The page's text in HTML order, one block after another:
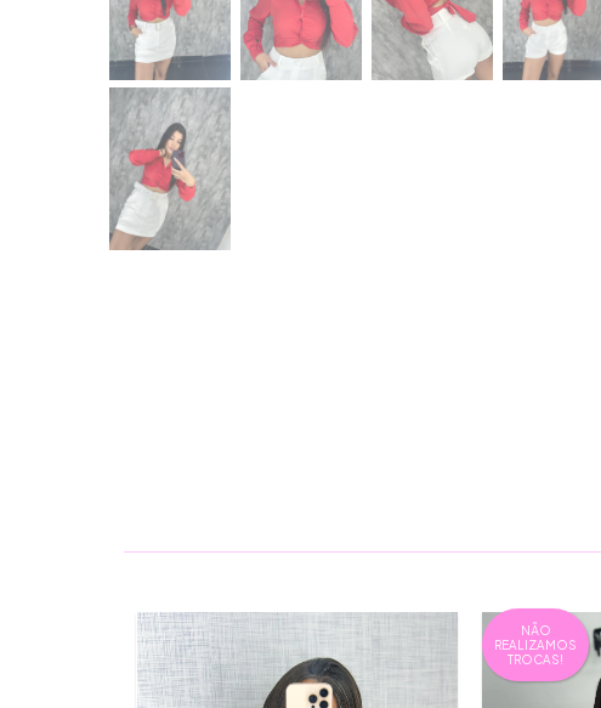
NÃO
REALIZAMOS
TROCAS!